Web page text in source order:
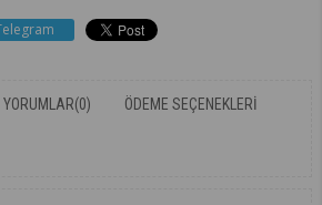
YORUMLAR(0) ÖDEME SEÇENEKLERI